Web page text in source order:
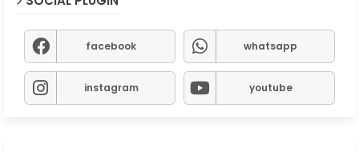
facebook whatsapp
instagram youtube